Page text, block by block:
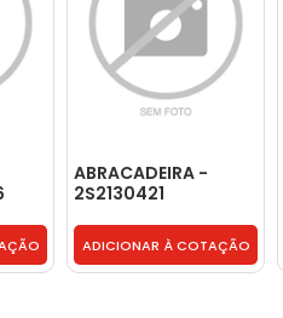
ABRACADEIRA -
2S2130421
ADICIONAR À COTAÇÃO